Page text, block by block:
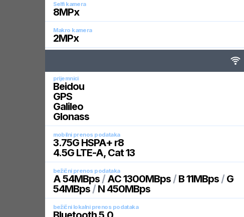
Selfi kamera
8MPx
Makro kamera
2MPx
prijemnici
Beidou
GPS
Galileo
Glonass
mobilni prenos podataka
3.75G HSPA+ r8
4.5G LTE-A, Cat 13
bežični prenos podataka
A 54MBps/ AC 1300MBps/ B 11MBps/ G
54MBps/ N 450MBps
bežični lokalni prenos podataka